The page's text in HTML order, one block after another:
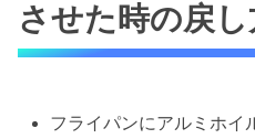
させた時の戻
フライパンにアルミホイ